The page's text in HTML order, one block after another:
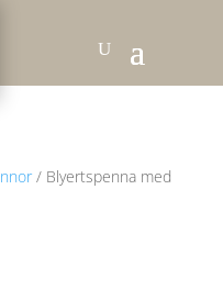
/ Blyertspenna med